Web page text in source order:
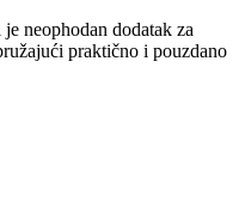
neophodan dodatak za
praktično i pouzdano